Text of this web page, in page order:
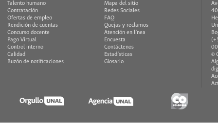
Talento humano
Contratación
Ofertas de empleo
Rendición de cuentas
Concurso docente
Pago Virtual
Control interno
Calidad
Buzón de notificaciones
Mapa del sitio
Redes Sociales
FAQ
Quejas y reclamos
Atención en línea
Encuesta
Contáctenos
Estadísticas
Glosario
©